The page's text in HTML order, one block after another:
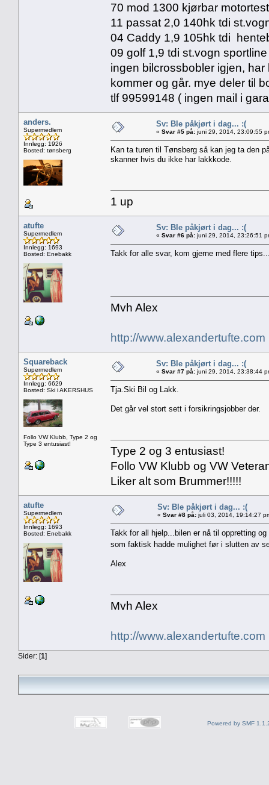
70 mod 1300 kjørbar
11 passat 2,0 140hk tdi
04 Caddy 1,9 105hk tdi
09 golf 1,9 tdi st.vogn sportline
ingen bilcrossbobler igjen,
kommer og går. mye deler til
tlf 99599148 ( ingen mail i
anders.
Supermedlem
Innlegg: 1926
Bosted: tønsberg
Sv: Ble påkjørt i dag... :(
« Svar #5 på: juni 29, 2014, 23:09:55
Kan ta turen til Tønsberg så kan jeg ta den
skanner hvis du ikke har lakkkode.
1 up
atufte
Supermedlem
Innlegg: 1693
Bosted: Enebakk
Sv: Ble påkjørt i dag... :(
« Svar #6 på: juni 29, 2014, 23:26:51
Takk for alle svar, kom gjerne med flere
Mvh Alex
http://www.alexandertufte.com
Squareback
Supermedlem
Innlegg: 6629
Bosted: Ski i AKERSHUS
Follo VW Klubb, Type 2 og
Type 3 entusiast!
Sv: Ble påkjørt i dag... :(
« Svar #7 på: juni 29, 2014, 23:38:44
Tja.Ski Bil og Lakk.
Det går vel stort sett i forsikringsjobber der.
Type 2 og 3 entusiast!
Follo VW Klubb og VW
Liker alt som Brummer!!!!!
atufte
Supermedlem
Innlegg: 1693
Bosted: Enebakk
Sv: Ble påkjørt i dag... :(
« Svar #8 på: juli 03, 2014, 19:14:27
Takk for all hjelp...bilen er nå til oppretting
som faktisk hadde mulighet før i slutten av
Alex
Mvh Alex
http://www.alexandertufte.com
Sider: [1]
Powered by SMF